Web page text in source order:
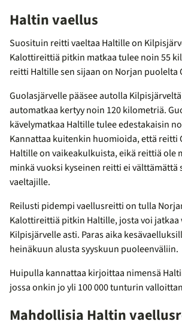
Haltin vaellus
Suosituin reitti vaeltaa Haltille on
Kalottireittiä pitkin matkaa tulee noin 55
reitti Haltille sen sijaan on Norjan puolelta
Guolasjärvelle pääsee autolla
automatkaa kertyy noin 120 kilometriä.
kävelymatkaa Haltille tulee edestakaisin
Kannattaa kuitenkin huomioida, että reitti
Haltille on vaikeakulkuista, eikä reittiä ole
minkä vuoksi kyseinen reitti ei välttämättä
vaeltajille.
Reilusti pidempi vaellusreitti on tulla
Kalottireittiä pitkin Haltille, josta voi jatkaa
Kilpisjärvelle asti. Paras aika
heinäkuun alusta syyskuun puoleenväliin.
Huipulla kannattaa kirjoittaa nimensä
jossa onkin jo yli 100 000 tunturin
Mahdollisia Haltin